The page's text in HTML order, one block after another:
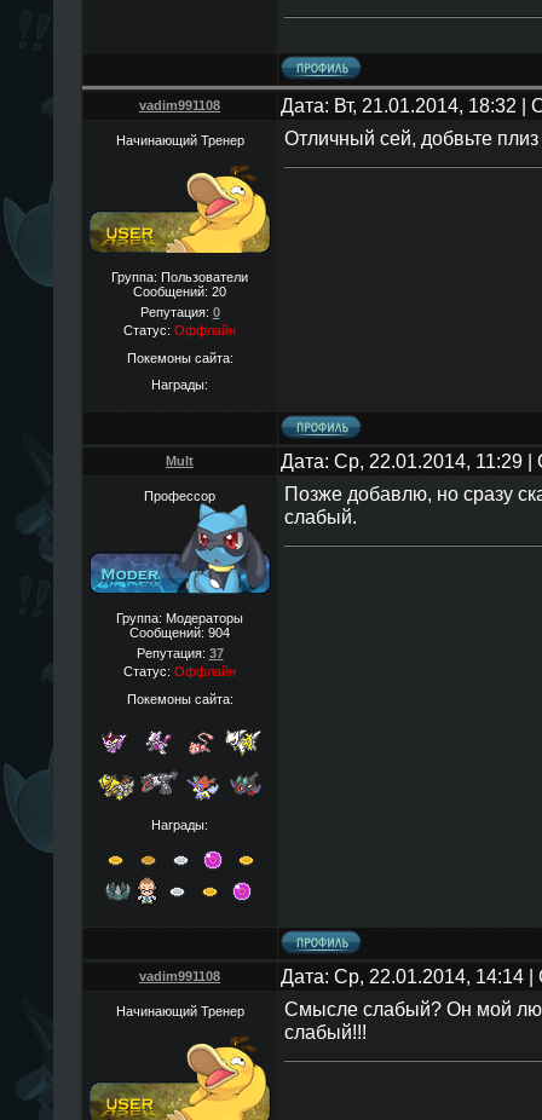
vadim991108 Дата: Вт, 21.01.2014, 18:32
Начинающий Тренер
Группа: Пользователи
Сообщений: 20
Репутация: 0
Статус: Оффлайн
Покемоны сайта:
Награды:
Отличный сей, добвьте плиз
Mult Дата: Ср, 22.01.2014, 11:29
Профессор
Группа: Модераторы
Сообщений: 904
Репутация: 37
Статус: Оффлайн
Покемоны сайта:
Награды:
Позже добавлю, но сразу
слабый.
vadim991108 Дата: Ср, 22.01.2014, 14:14
Начинающий Тренер
Смысле слабый? Он мой
слабый!!!